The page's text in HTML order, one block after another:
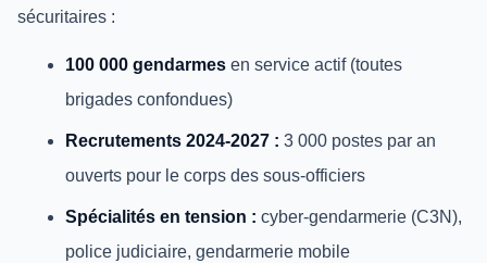
sécuritaires :
100 000 gendarmes en service actif (toutes
brigades confondues)
Recrutements 2024-2027 : 3 000 postes par an
ouverts pour le corps des sous-officiers
Spécialités en tension : cyber-gendarmerie (C3N),
police judiciaire, gendarmerie mobile